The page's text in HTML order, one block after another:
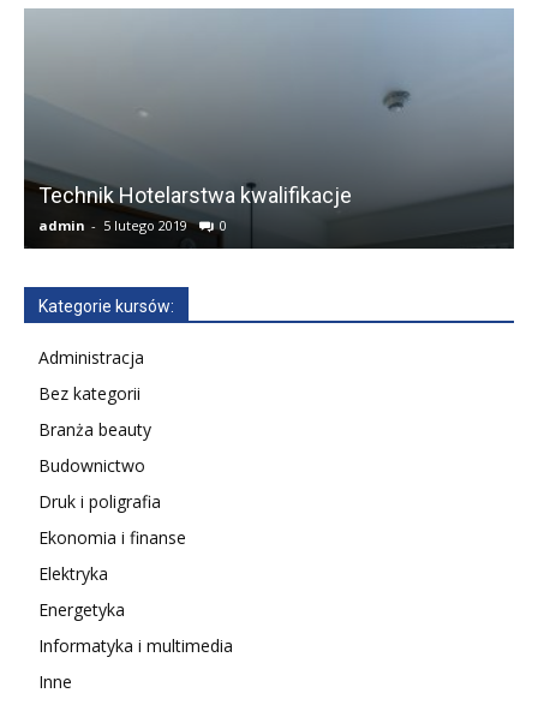
Technik Hotelarstwa kwalifikacje
admin - 5 lutego 2019 0
Kategorie kursów:
Administracja
Bez kategorii
Branża beauty
Budownictwo
Druk i poligrafia
Ekonomia i finanse
Elektryka
Energetyka
Informatyka i multimedia
Inne